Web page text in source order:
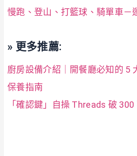
慢跑、登山、打籃球、騎單車－
» 更多推薦:
廚房設備介紹｜開餐廳必知的 5
保養指南
「確認鍵」自操 Threads 破 300